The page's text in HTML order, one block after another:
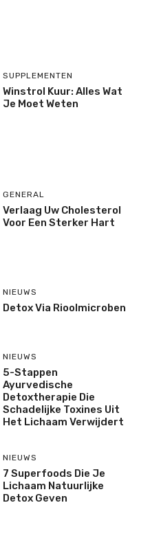
SUPPLEMENTEN
Winstrol Kuur: Alles Wat
Je Moet Weten
GENERAL
Verlaag Uw Cholesterol
Voor Een Sterker Hart
NIEUWS
Detox Via Rioolmicroben
NIEUWS
5-Stappen
Ayurvedische
Detoxtherapie Die
Schadelijke Toxines Uit
Het Lichaam Verwijdert
NIEUWS
7 Superfoods Die Je
Lichaam Natuurlijke
Detox Geven